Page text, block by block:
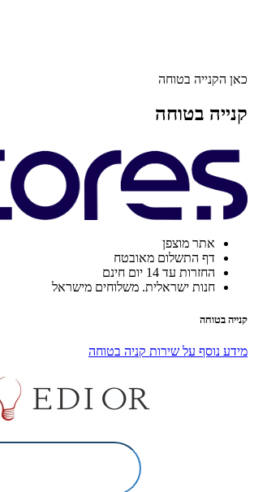
כאן הקנייה בטוחה
קנייה בטוחה
אתר מוצפן
דף התשלום מאובטח
החזרות עד 14 יום חינם
חנות ישראלית. משלוחים מישראל
קנייה בטוחה
מידע נוסף על שירות קניה בטוחה